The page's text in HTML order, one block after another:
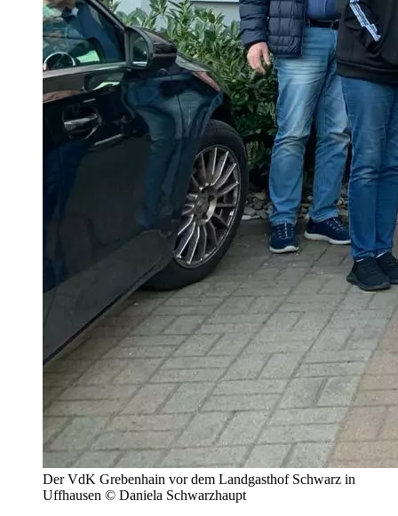
Der VdK Grebenhain vor dem Landgasthof Schwarz in
Uffhausen © Daniela Schwarzhaupt